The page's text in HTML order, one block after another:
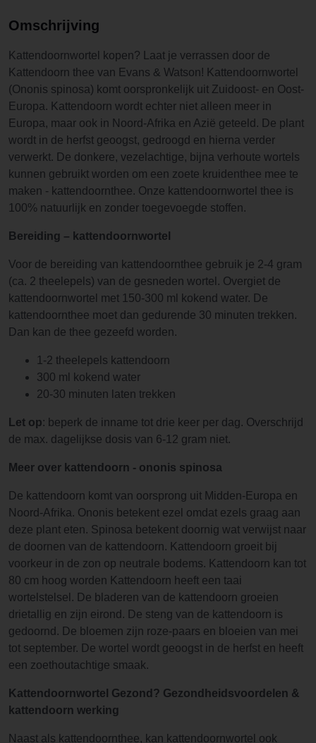
Omschrijving
Kattendoornwortel kopen? Laat je verrassen door de
Kattendoorn thee van Evans & Watson! Kattendoornwortel
(Ononis spinosa) komt oorspronkelijk uit Zuidoost- en Oost-
Europa. Kattendoorn wordt echter niet alleen meer in
Europa, maar ook in Noord-Afrika en Azië geteeld. De plant
wordt in de herfst geoogst, gedroogd en hierna verder
verwerkt. De donkere, vezelachtige, bijna verhoute wortels
kunnen gebruikt worden om een zoete kruidenthee mee te
maken - kattendoornthee. Onze kattendoornwortel thee is
100% natuurlijk en zonder toegevoegde stoffen.
Bereiding – kattendoornwortel
Voor de bereiding van kattendoornthee gebruik je 2-4 gram
(ca. 2 theelepels) van de gesneden wortel. Overgiet de
kattendoornwortel met 150-300 ml kokend water. De
kattendoornthee moet dan gedurende 30 minuten trekken.
Dan kan de thee gezeefd worden.
1-2 theelepels kattendoorn
300 ml kokend water
20-30 minuten laten trekken
Let op: beperk de inname tot drie keer per dag. Overschrijd
de max. dagelijkse dosis van 6-12 gram niet.
Meer over kattendoorn - ononis spinosa
De kattendoorn komt van oorsprong uit Midden-Europa en
Noord-Afrika. Ononis betekent ezel omdat ezels graag aan
deze plant eten. Spinosa betekent doornig wat verwijst naar
de doornen van de kattendoorn. Kattendoorn groeit bij
voorkeur in de zon op neutrale bodems. Kattendoorn kan tot
80 cm hoog worden Kattendoorn heeft een taai
wortelstelsel. De bladeren van de kattendoorn groeien
drietallig en zijn eirond. De steng van de kattendoorn is
gedoornd. De bloemen zijn roze-paars en bloeien van mei
tot september. De wortel wordt geoogst in de herfst en heeft
een zoethoutachtige smaak.
Kattendoornwortel Gezond? Gezondheidsvoordelen &
kattendoorn werking
Naast als kattendoornthee, kan kattendoornwortel ook